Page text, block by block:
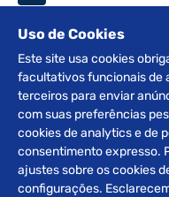
Consulte seu
Siga nas redes
Uso de Cookies
Este site usa cookies
facultativos funcionais de
terceiros para enviar
com suas preferências
cookies de analytics e de
consentimento expresso.
ajustes sobre os cookies
configurações.